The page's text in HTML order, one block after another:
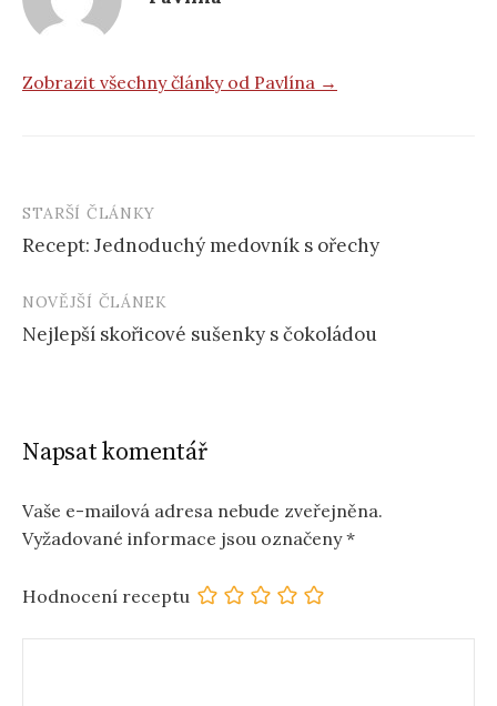
Zobrazit všechny články od Pavlína →
Post
navigation
STARŠÍ ČLÁNKY
Recept: Jednoduchý medovník s ořechy
NOVĚJŠÍ ČLÁNEK
Nejlepší skořicové sušenky s čokoládou
Napsat komentář
Vaše e-mailová adresa nebude zveřejněna.
Vyžadované informace jsou označeny*
Hodnocení receptu